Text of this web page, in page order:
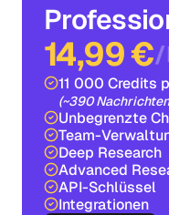
14,99 €/
11 000 Credits
(~390
Unbegrenzte
Team-
Deep Research
Advanced
API-Schlüssel
Integrationen